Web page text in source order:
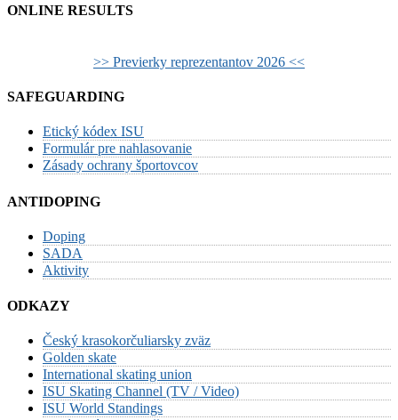
ONLINE RESULTS
>> Previerky reprezentantov 2026 <<
SAFEGUARDING
Etický kódex ISU
Formulár pre nahlasovanie
Zásady ochrany športovcov
ANTIDOPING
Doping
SADA
Aktivity
ODKAZY
Český krasokorčuliarsky zväz
Golden skate
International skating union
ISU Skating Channel (TV / Video)
ISU World Standings